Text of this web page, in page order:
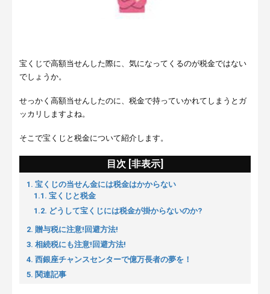
宝くじで高額当せんした際に、気になってくるのが税金ではない
でしょうか。
せっかく高額当せんしたのに、税金で持っていかれてしまうとガ
ッカリしますよね。
そこで宝くじと税金について紹介します。
目次 [非表示]
1. 宝くじの当せん金には税金はかからない
1.1. 宝くじと税金
1.2. どうして宝くじには税金が掛からないのか?
2. 贈与税に注意!回避方法!
3. 相続税にも注意!回避方法!
4. 西銀座チャンスセンターで億万長者の夢を！
5. 関連記事